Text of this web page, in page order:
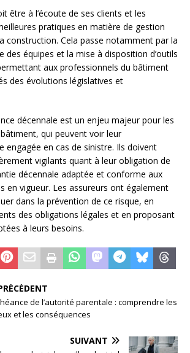
être à l’écoute de ses clients et les
pratiques en matière de gestion
construction. Cela passe notamment par la
équipes et la mise à disposition d’outils
aux professionnels du bâtiment
des évolutions législatives et
décennale est un enjeu majeur pour les
qui peuvent voir leur
engagée en cas de sinistre. Ils doivent
vigilants quant à leur obligation de
décennale adaptée et conforme aux
en vigueur. Les assureurs ont également
dans la prévention de ce risque, en
des obligations légales et en proposant
à leurs besoins.
de l’autorité parentale : comprendre les
et les conséquences
SUIVANT